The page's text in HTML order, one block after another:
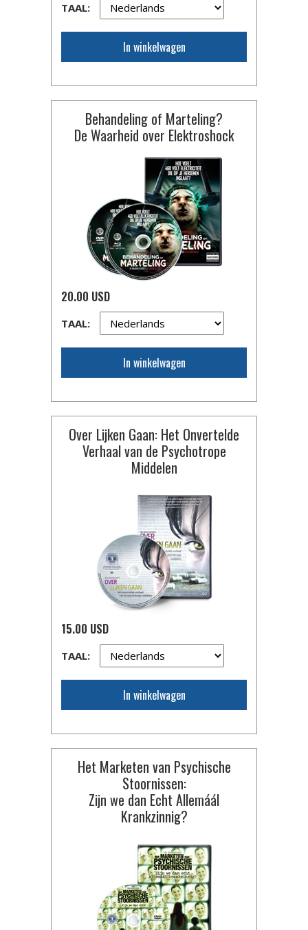
TAAL:
In winkelwagen
Behandeling of Marteling?
De Waarheid over Elektroshock
20.00 USD
TAAL:
In winkelwagen
Over Lijken Gaan: Het Onvertelde
Verhaal van de Psychotrope
Middelen
15.00 USD
TAAL:
In winkelwagen
Het Marketen van Psychische
Stoornissen:
Zijn we dan Echt Allemáál
Krankzinnig?